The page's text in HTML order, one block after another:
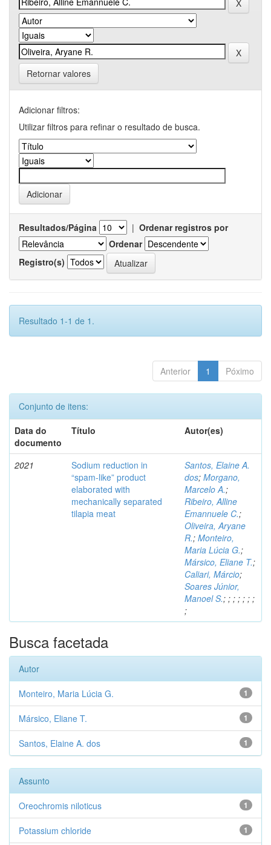
Retornar valores
Adicionar filtros:
Utilizar filtros para refinar o resultado de busca.
Resultados/Página | Ordenar registros por
Ordenar
Registro(s)
Resultado 1-1 de 1.
Anterior 1 Póximo
Conjunto de itens:
Data do
documento
Título Autor(es)
2021
Sodium reduction in
“spam-like” product
elaborated with
mechanically separated
tilapia meat
Santos, Elaine A.
dos; Morgano,
Marcelo A.;
Ribeiro, Alline
Emannuele C.;
Oliveira, Aryane
R.; Monteiro,
Maria Lúcia G.;
Mársico, Eliane T.;
Caliari, Márcio;
Soares Júnior,
Manoel S.; ; ; ; ; ; ;
;
Busca facetada
Autor
1
Monteiro, Maria Lúcia G.
1
Mársico, Eliane T.
1
Santos, Elaine A. dos
Assunto
1
Oreochromis niloticus
1
Potassium chloride